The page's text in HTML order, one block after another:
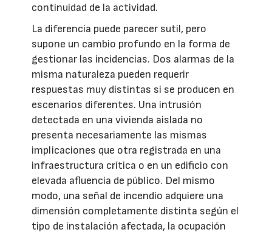
continuidad de la actividad.
La diferencia puede parecer sutil, pero
supone un cambio profundo en la forma de
gestionar las incidencias. Dos alarmas de la
misma naturaleza pueden requerir
respuestas muy distintas si se producen en
escenarios diferentes. Una intrusión
detectada en una vivienda aislada no
presenta necesariamente las mismas
implicaciones que otra registrada en una
infraestructura crítica o en un edificio con
elevada afluencia de público. Del mismo
modo, una señal de incendio adquiere una
dimensión completamente distinta según el
tipo de instalación afectada, la ocupación